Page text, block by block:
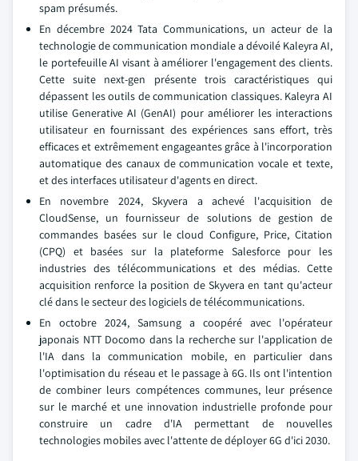
spam présumés.
En décembre 2024 Tata Communications, un acteur de la
technologie de communication mondiale a dévoilé Kaleyra AI,
le portefeuille AI visant à améliorer l'engagement des clients.
Cette suite next-gen présente trois caractéristiques qui
dépassent les outils de communication classiques. Kaleyra AI
utilise Generative AI (GenAI) pour améliorer les interactions
utilisateur en fournissant des expériences sans effort, très
efficaces et extrêmement engageantes grâce à l'incorporation
automatique des canaux de communication vocale et texte,
et des interfaces utilisateur d'agents en direct.
En novembre 2024, Skyvera a achevé l'acquisition de
CloudSense, un fournisseur de solutions de gestion de
commandes basées sur le cloud Configure, Price, Citation
(CPQ) et basées sur la plateforme Salesforce pour les
industries des télécommunications et des médias. Cette
acquisition renforce la position de Skyvera en tant qu'acteur
clé dans le secteur des logiciels de télécommunications.
En octobre 2024, Samsung a coopéré avec l'opérateur
japonais NTT Docomo dans la recherche sur l'application de
l'IA dans la communication mobile, en particulier dans
l'optimisation du réseau et le passage à 6G. Ils ont l'intention
de combiner leurs compétences communes, leur présence
sur le marché et une innovation industrielle profonde pour
construire un cadre d'IA permettant de nouvelles
technologies mobiles avec l'attente de déployer 6G d'ici 2030.